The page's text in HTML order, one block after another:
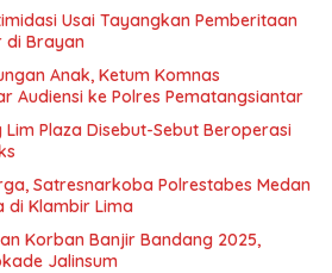
Usai Tayangkan Pemberitaan
di Brayan
Anak, Ketum Komnas
Audiensi ke Polres Pematangsiantar
Plaza Disebut-Sebut Beroperasi
Satresnarkoba Polrestabes Medan
di Klambir Lima
Korban Banjir Bandang 2025,
Jalinsum